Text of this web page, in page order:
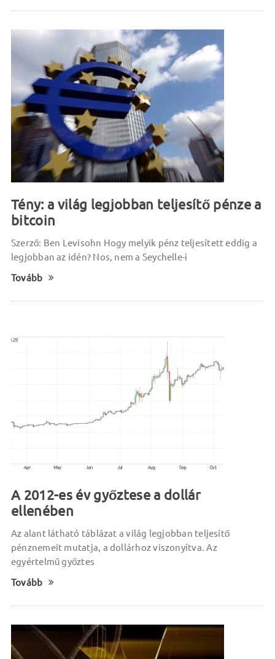
Tény: a világ legjobban teljesítő pénze a
bitcoin
Szerző: Ben Levisohn Hogy melyik pénz teljesített eddig a
legjobban az idén? Nos, nem a Seychelle-i
Tovább
A 2012-es év győztese a dollár
ellenében
Az alant látható táblázat a világ legjobban teljesítő
pénznemeit mutatja, a dollárhoz viszonyítva. Az
egyértelmű győztes
Tovább